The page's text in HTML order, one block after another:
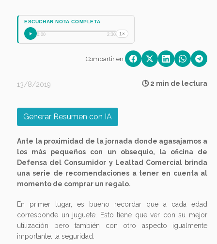
ESCUCHAR NOTA COMPLETA
0:00 2:30 1×
Compartir en:
13/8/2019 🕒 2 min de lectura
Generar Resumen con IA
Ante la proximidad de la jornada donde agasajamos a
los más pequeños con un obsequio, la oficina de
Defensa del Consumidor y Lealtad Comercial brinda
una serie de recomendaciones a tener en cuenta al
momento de comprar un regalo.
En primer lugar, es bueno recordar que a cada edad
corresponde un juguete. Esto tiene que ver con su mejor
utilización pero también con otro aspecto igualmente
importante: la seguridad.